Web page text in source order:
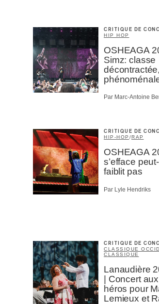
CRITIQUE DE
HIP HOP
OSHEAGA
Simz: classe
Par Marc-Antoine
CRITIQUE DE
HIP-HOP /RAP
OSHEAGA
s’efface
faiblit pas
Par Lyle Hendriks
CRITIQUE DE
CLASSIQUE
CLASSIQUE
Lanaudière
| Concert
héros pour
Lemieux et